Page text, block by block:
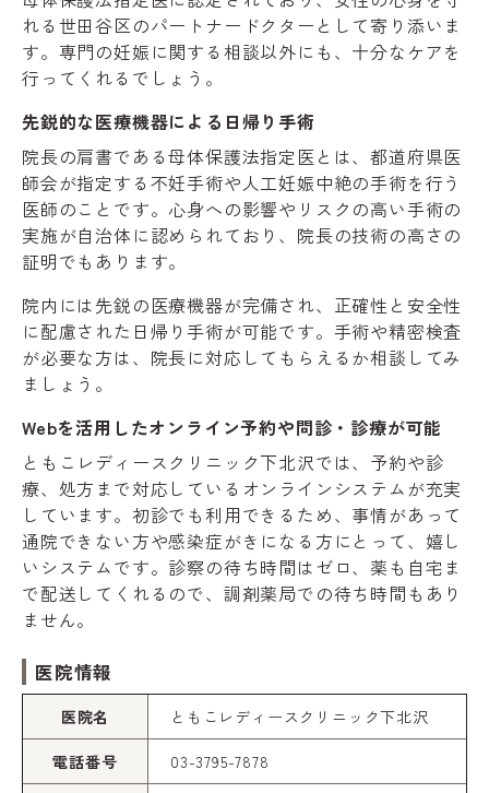
れる世田谷区のパートナードクターとして寄り添いま
す。専門の妊娠に関する相談以外にも、十分なケアを
行ってくれるでしょう。
先鋭的な医療機器による日帰り手術
院長の肩書である母体保護法指定医とは、都道府県医
師会が指定する不妊手術や人工妊娠中絶の手術を行う
医師のことです。心身への影響やリスクの高い手術の
実施が自治体に認められており、院長の技術の高さの
証明でもあります。
院内には先鋭の医療機器が完備され、正確性と安全性
に配慮された日帰り手術が可能です。手術や精密検査
が必要な方は、院長に対応してもらえるか相談してみ
ましょう。
Webを活用したオンライン予約や問診・診療が可能
ともこレディースクリニック下北沢では、予約や診
療、処方まで対応しているオンラインシステムが充実
しています。初診でも利用できるため、事情があって
通院できない方や感染症がきになる方にとって、嬉し
いシステムです。診察の待ち時間はゼロ、薬も自宅ま
で配送してくれるので、調剤薬局での待ち時間もあり
ません。
医院情報
医院名 ともこレディースクリニック下北沢
電話番号 03-3795-7878